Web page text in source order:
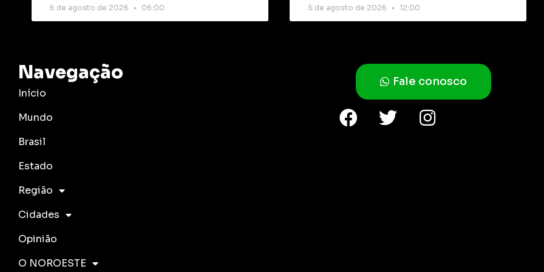
6 de agosto de 2026 06:00 5 de agosto de 2026 12:00
Navegação
Início
Mundo
Brasil
Estado
Região
Cidades
Opinião
O NOROESTE
Fale conosco